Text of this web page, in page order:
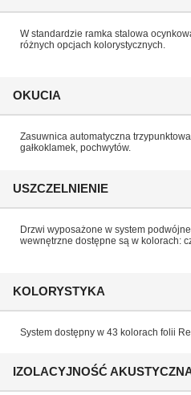
OKUCIA
USZCZELNIENIE
KOLORYSTYKA
IZOLACYJNOŚĆ
System dostępny w 43 kolorach folii
Drzwi wyposażone w system
wewnętrzne dostępne są w kolorach:
Zasuwnica automatyczna
gałkoklamek, pochwytów.
W standardzie ramka stalowa
różnych opcjach kolorystycznych.